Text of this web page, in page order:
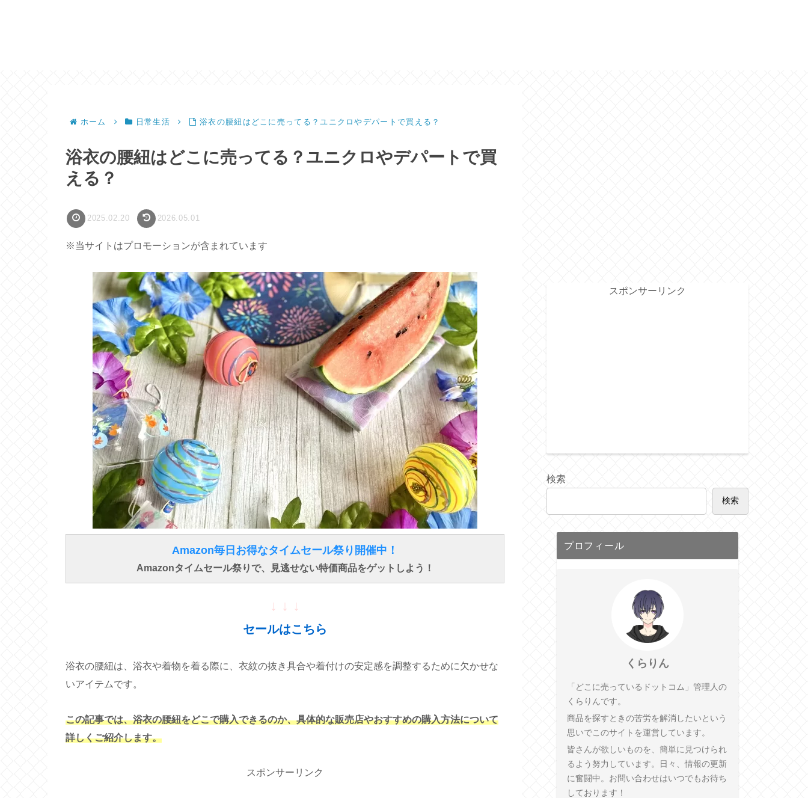
ホーム 日常生活 浴衣の腰紐はどこに売ってる？ユニクロやデパートで買える？
浴衣の腰紐はどこに売ってる？ユニクロやデパートで買
える？
2025.02.20 2026.05.01
※当サイトはプロモーションが含まれています
Amazon毎日お得なタイムセール祭り開催中！
Amazonタイムセール祭りで、見逃せない特価商品をゲットしよう！
↓ ↓ ↓
セールはこちら
浴衣の腰紐は、浴衣や着物を着る際に、衣紋の抜き具合や着付けの安定感を調整するために欠かせな
いアイテムです。
この記事では、浴衣の腰紐をどこで購入できるのか、具体的な販売店やおすすめの購入方法について
詳しくご紹介します。
スポンサーリンク
スポンサーリンク
検索
検索
プロフィール
くらりん
「どこに売っているドットコム」管理人の
くらりんです。
商品を探すときの苦労を解消したいという
思いでこのサイトを運営しています。
皆さんが欲しいものを、簡単に見つけられ
るよう努力しています。日々、情報の更新
に奮闘中。お問い合わせはいつでもお待ち
しております！